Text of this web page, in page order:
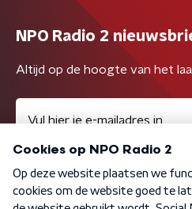
NPO Radio 2
Altijd op de hoogte van het